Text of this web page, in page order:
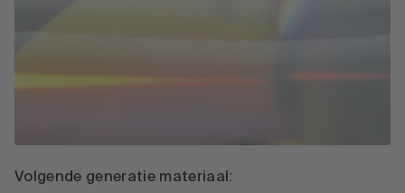
Volgende generatie materiaal: